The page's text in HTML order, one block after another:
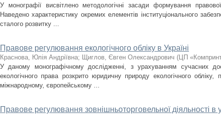
У монографії висвітлено методологічні засади формування
Наведено характеристику окремих елементів інституціонального
сталого розвитку ...
Правове регулювання екологічного обліку в Україні
Краснова, Юлія Андріївна; Щиглов, Євген Олександрович (ЦП
У даному монографічному дослідженні, з урахуванням сучасних
екологічного права розкрито юридичну природу екологічного
міжнародному, європейському ...
Правове регулювання зовнішньоторговельної діяльності в